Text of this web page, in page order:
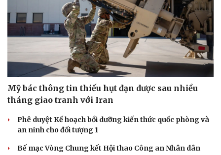
Mỹ bác thông tin thiếu hụt đạn dược sau nhiều
tháng giao tranh với Iran
Phê duyệt Kế hoạch bồi dưỡng kiến thức quốc phòng và
an ninh cho đối tượng 1
Bế mạc Vòng Chung kết Hội thao Công an Nhân dân